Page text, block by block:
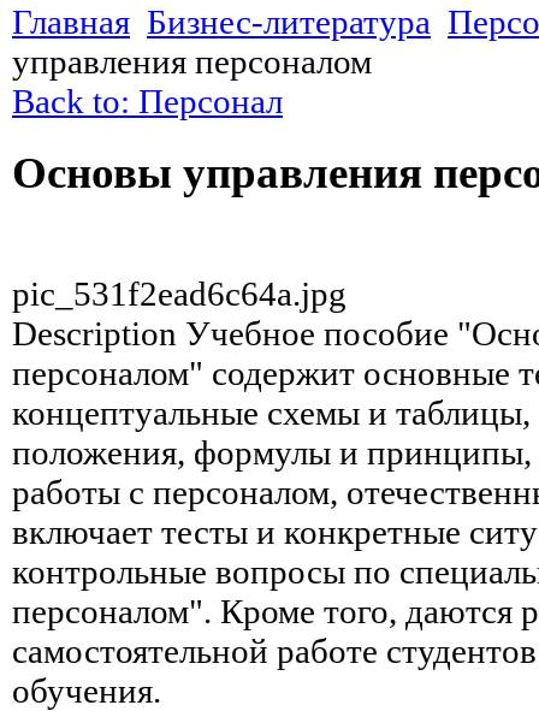
Главная Бизнес-литература
управления персоналом
Back to: Персонал
Основы управления
pic_531f2ead6c64a.jpg
Description Учебное пособие
персоналом" содержит основные
концептуальные схемы и таблицы,
положения, формулы и принципы,
работы с персоналом,
включает тесты и конкретные
контрольные вопросы по
персоналом". Кроме того, даются
самостоятельной работе
обучения.